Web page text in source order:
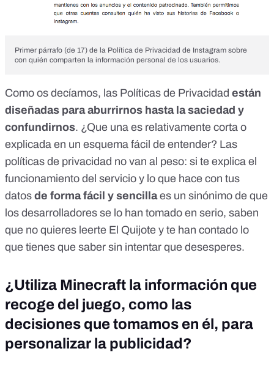
Primer párrafo (de 17) de la Política de Privacidad de Instagram sobre
con quién comparten la información personal de los usuarios.
Como os decíamos, las Políticas de Privacidad están
diseñadas para aburrirnos hasta la saciedad y
confundirnos. ¿Que una es relativamente corta o
explicada en un esquema fácil de entender? Las
políticas de privacidad no van al peso: si te explica el
funcionamiento del servicio y lo que hace con tus
datos de forma fácil y sencillaes un sinónimo de que
los desarrolladores se lo han tomado en serio, saben
que no quieres leerte El Quijote y te han contado lo
que tienes que saber sin intentar que desesperes.
¿Utiliza Minecraft la información que
recoge del juego, como las
decisiones que tomamos en él, para
personalizar la publicidad?